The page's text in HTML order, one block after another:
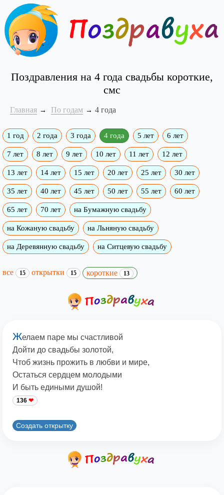
Поздравления на 4 года свадьбы короткие,
смс
Главная По годам 4 года
1 год 2 года 3 года 4 года 5 лет 6 лет
7 лет 8 лет 9 лет 10 лет 11 лет 12 лет
13 лет 14 лет 15 лет 20 лет 25 лет 30 лет
35 лет 40 лет 45 лет 50 лет 55 лет 60 лет
65 лет 70 лет на Бумажную свадьбу
на Кожаную свадьбу на Льняную свадьбу
на Деревянную свадьбу на Ситцевую свадьбу
все 15 открытки 15 короткие 13
Желаем паре мы счастливой
Дойти до свадьбы золотой,
Чтоб жизнь прожить в любви и мире,
Остаться сердцем молодыми
И быть едиными душой!
136
Создать открытку